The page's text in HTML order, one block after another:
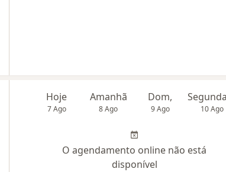
Hoje
7 Ago
Amanhã
8 Ago
Dom,
9 Ago 10 Ago
O agendamento online não está
disponível